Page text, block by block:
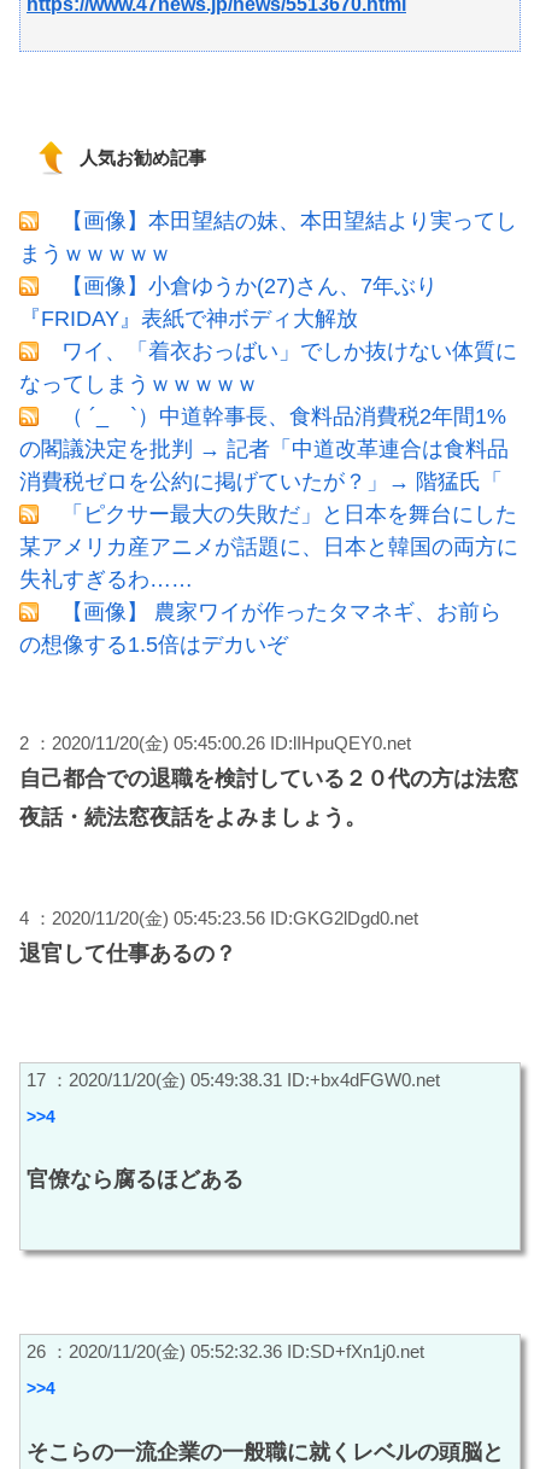
https://www.47news.jp/news/5513670.html
人気お勧め記事
【画像】本田望結の妹、本田望結より実ってし
まうｗｗｗｗｗ
【画像】小倉ゆうか(27)さん、7年ぶり
『FRIDAY』表紙で神ボディ大解放
ワイ、「着衣おっばい」でしか抜けない体質に
なってしまうｗｗｗｗｗ
（ ´_ゝ`）中道幹事長、食料品消費税2年間1%
の閣議決定を批判 → 記者「中道改革連合は食料品
消費税ゼロを公約に掲げていたが？」→ 階猛氏「
「ピクサー最大の失敗だ」と日本を舞台にした
某アメリカ産アニメが話題に、日本と韓国の両方に
失礼すぎるわ……
【画像】 農家ワイが作ったタマネギ、お前ら
の想像する1.5倍はデカいぞ
2 ：2020/11/20(金) 05:45:00.26 ID:lIHpuQEY0.net
自己都合での退職を検討している２０代の方は法窓
夜話・続法窓夜話をよみましょう。
4 ：2020/11/20(金) 05:45:23.56 ID:GKG2lDgd0.net
退官して仕事あるの？
17 ：2020/11/20(金) 05:49:38.31 ID:+bx4dFGW0.net
>>4
官僚なら腐るほどある
26 ：2020/11/20(金) 05:52:32.36 ID:SD+fXn1j0.net
>>4
そこらの一流企業の一般職に就くレベルの頭脳と